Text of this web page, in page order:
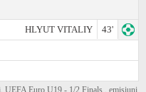
HLYUT VITALIY
43'
UEFA Euro U19 - 1/2 Finals , emisiuni